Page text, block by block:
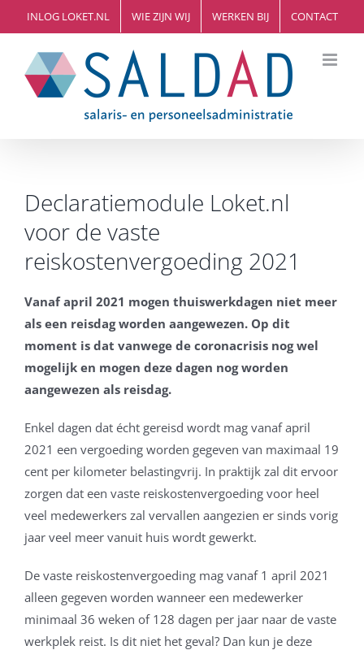
naar
inhoud
INLOG LOKET.NL WIE ZIJN WIJ WERKEN BIJ CONTACT
Declaratiemodule Loket.nl
voor de vaste
reiskostenvergoeding 2021
Vanaf april 2021 mogen thuiswerkdagen niet meer
als een reisdag worden aangewezen. Op dit
moment is dat vanwege de coronacrisis nog wel
mogelijk en mogen deze dagen nog worden
aangewezen als reisdag.
Enkel dagen dat écht gereisd wordt mag vanaf april
2021 een vergoeding worden gegeven van maximaal 19
cent per kilometer belastingvrij. In praktijk zal dit ervoor
zorgen dat een vaste reiskostenvergoeding voor heel
veel medewerkers zal vervallen aangezien er sinds vorig
jaar veel meer vanuit huis wordt gewerkt.
De vaste reiskostenvergoeding mag vanaf 1 april 2021
alleen gegeven worden wanneer een medewerker
minimaal 36 weken of 128 dagen per jaar naar de vaste
werkplek reist. Is dit niet het geval? Dan kun je deze